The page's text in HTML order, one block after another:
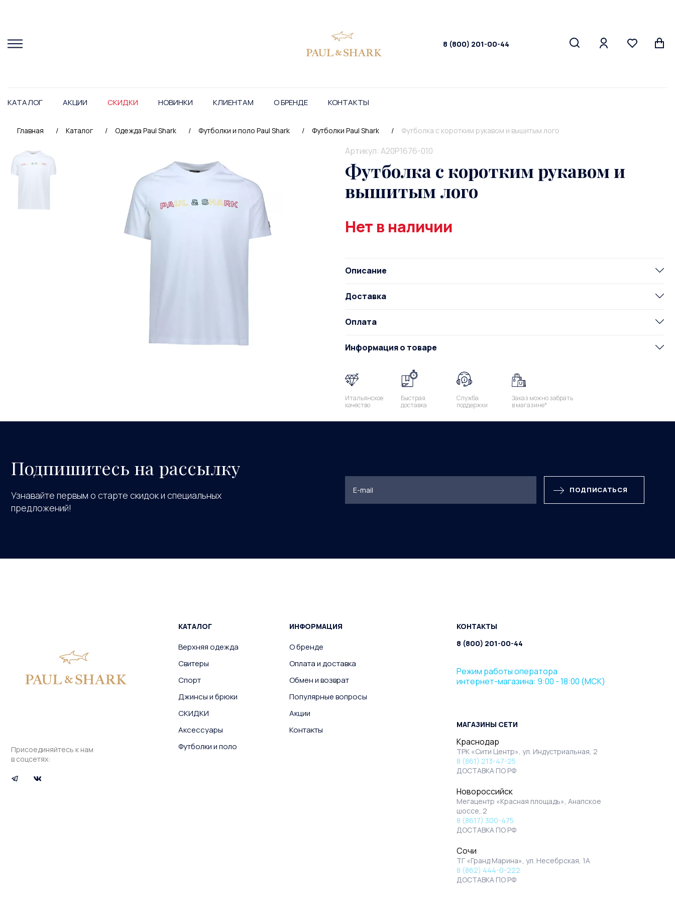
8 (800) 201-00-44
КАТАЛОГ АКЦИИ СКИДКИ НОВИНКИ КЛИЕНТАМ О БРЕНДЕ КОНТАКТЫ
Главная / Каталог / Одежда Paul Shark / Футболки и поло Paul Shark / Футболки Paul Shark / Футболка с коротким рукавом и вышитым лого
Артикул: A20P1676-010
Футболка с коротким рукавом и
вышитым лого
Нет в наличии
Описание
Доставка
Оплата
Информация о товаре
Итальянское
качество
Быстрая
доставка
Служба
поддержки
Заказ можно забрать
в магазине*
Подпишитесь на рассылку
Узнавайте первым о старте скидок и специальных
предложений!
ПОДПИСАТЬСЯ
Присоединяйтесь к нам
в соцсетях:
КАТАЛОГ
Верхняя одежда
Свитеры
Спорт
Джинсы и брюки
СКИДКИ
Аксессуары
Футболки и поло
ИНФОРМАЦИЯ
О бренде
Оплата и доставка
Обмен и возврат
Популярные вопросы
Акции
Контакты
КОНТАКТЫ
8 (800) 201-00-44
Режим работы оператора
интернет-магазина: 9:00 - 18:00 (МСК)
МАГАЗИНЫ СЕТИ
Краснодар
ТРК «Сити Центр», ул. Индустриальная, 2
8 (861) 213-47-25
ДОСТАВКА ПО РФ
Новороссийск
Мегацентр «Красная площадь», Анапское
шоссе, 2
8 (8617) 300-475
ДОСТАВКА ПО РФ
Сочи
ТГ «Гранд Марина», ул. Несебрская, 1А
8 (862) 444-0-222
ДОСТАВКА ПО РФ